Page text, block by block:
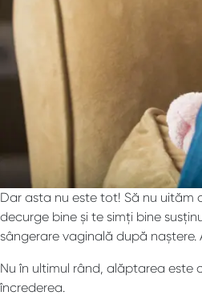
Dar asta nu este tot! Să nu uităm
decurge bine și te simți bine
sângerare vaginală după
Nu în ultimul rând, alăptarea este
încrederea.